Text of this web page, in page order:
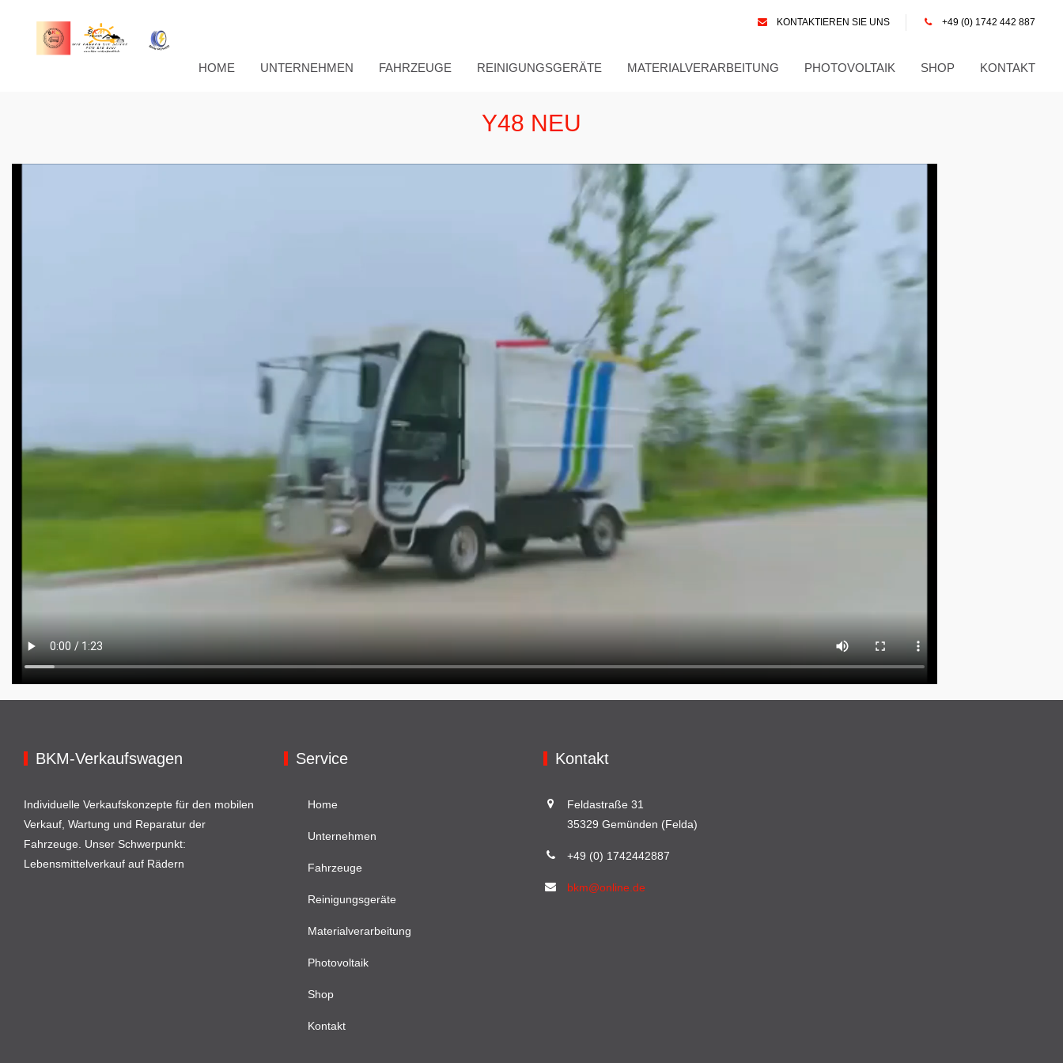
KONTAKTIEREN SIE UNS +49 (0) 1742 442 887
HOME UNTERNEHMEN FAHRZEUGE REINIGUNGSGERÄTE MATERIALVERARBEITUNG PHOTOVOLTAIK SHOP KONTAKT
Y48 NEU
BKM-Verkaufswagen
Individuelle Verkaufskonzepte für den mobilen
Verkauf, Wartung und Reparatur der
Fahrzeuge. Unser Schwerpunkt:
Lebensmittelverkauf auf Rädern
Service
Home
Unternehmen
Fahrzeuge
Reinigungsgeräte
Materialverarbeitung
Photovoltaik
Shop
Kontakt
Kontakt
Feldastraße 31
35329 Gemünden (Felda)
+49 (0) 1742442887
bkm@online.de